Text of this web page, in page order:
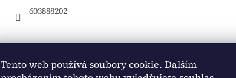
Tento web používá soubory cookie. Dalším
603888202
Blog Sportantique.cz